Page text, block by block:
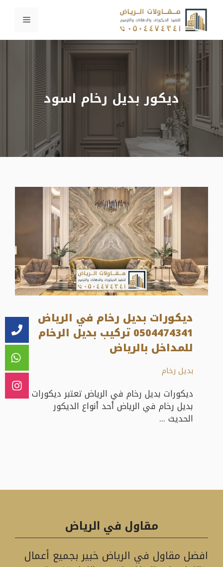
انتقل
المحتوى
ديكور بديل رخام اسود
ديكورات بديل رخام في الرياض
0504474341 تركيب بديل الرخام
للمداخل بالرياض
بديل رخام
ديكورات بديل رخام في الرياض تعتبر ديكورات
بديل رخام في الرياض أحد أنواع الديكور
الحديث ...
مقاول في الرياض
افضل مقاول في الرياض خبير بجميع أعمال